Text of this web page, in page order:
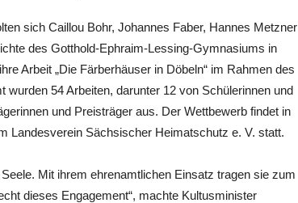
sich Caillou Bohr, Johannes Faber, Hannes Metzner
des Gotthold-Ephraim-Lessing-Gymnasiums in
Arbeit „Die Färberhäuser in Döbeln“ im Rahmen des
wurden 54 Arbeiten, darunter 12 von Schülerinnen und
und Preisträger aus. Der Wettbewerb findet in
Landesverein Sächsischer Heimatschutz e. V. statt.
Mit ihrem ehrenamtlichen Einsatz tragen sie zum
dieses Engagement“, machte Kultusminister